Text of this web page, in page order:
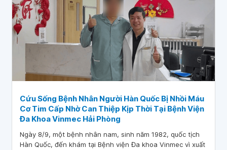
Cứu Sống Bệnh Nhân Người Hàn Quốc Bị Nhồi Máu
Cơ Tim Cấp Nhờ Can Thiệp Kịp Thời Tại Bệnh Viện
Đa Khoa Vinmec Hải Phòng
Ngày 8/9, một bệnh nhân nam, sinh năm 1982, quốc tịch
Hàn Quốc, đến khám tại Bệnh viện Đa khoa Vinmec vì xuất